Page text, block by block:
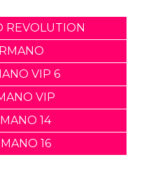
REVOLUTION
VIP 6
VIP
14
16